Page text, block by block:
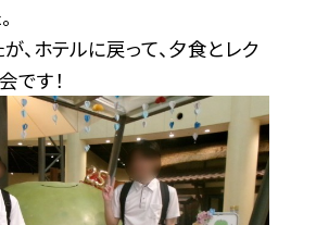
、ホテルに戻って、夕食とレク
です！